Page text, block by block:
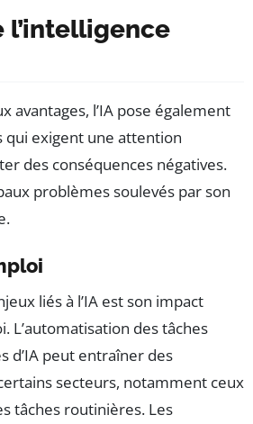
l’intelligence
avantages, l’IA pose également
qui exigent une attention
des conséquences négatives.
problèmes soulevés par son
liés à l’IA est son impact
L’automatisation des tâches
d’IA peut entraîner des
secteurs, notamment ceux
tâches routinières. Les